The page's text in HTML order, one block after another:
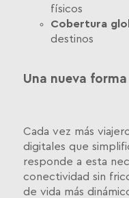
físicos
Cobertura
destinos
Una nueva
Cada vez más
digitales que
responde a esta
conectividad sin
de vida más